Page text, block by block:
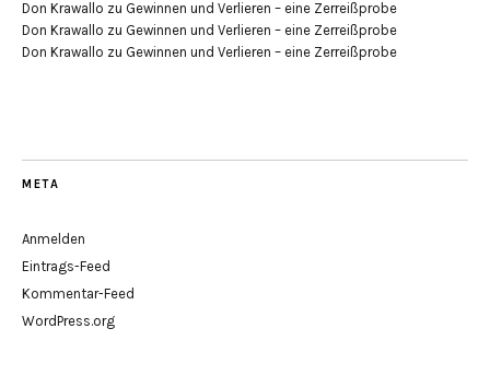
Don Krawallo zu Gewinnen und Verlieren – eine Zerreißprobe
Don Krawallo zu Gewinnen und Verlieren – eine Zerreißprobe
Don Krawallo zu Gewinnen und Verlieren – eine Zerreißprobe
META
Anmelden
Eintrags-Feed
Kommentar-Feed
WordPress.org